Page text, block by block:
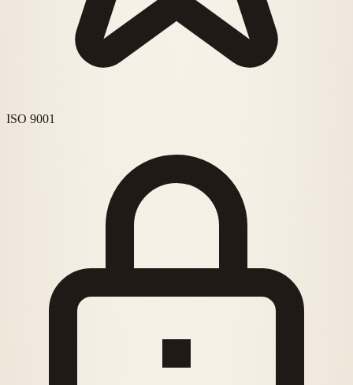
ISO 9001